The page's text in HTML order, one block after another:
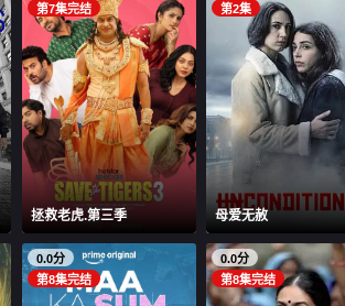
第7集完结
拯救老虎.第三季
第2集
母爱无赦
0.0分
第8集完结
0.0分
第8集完结